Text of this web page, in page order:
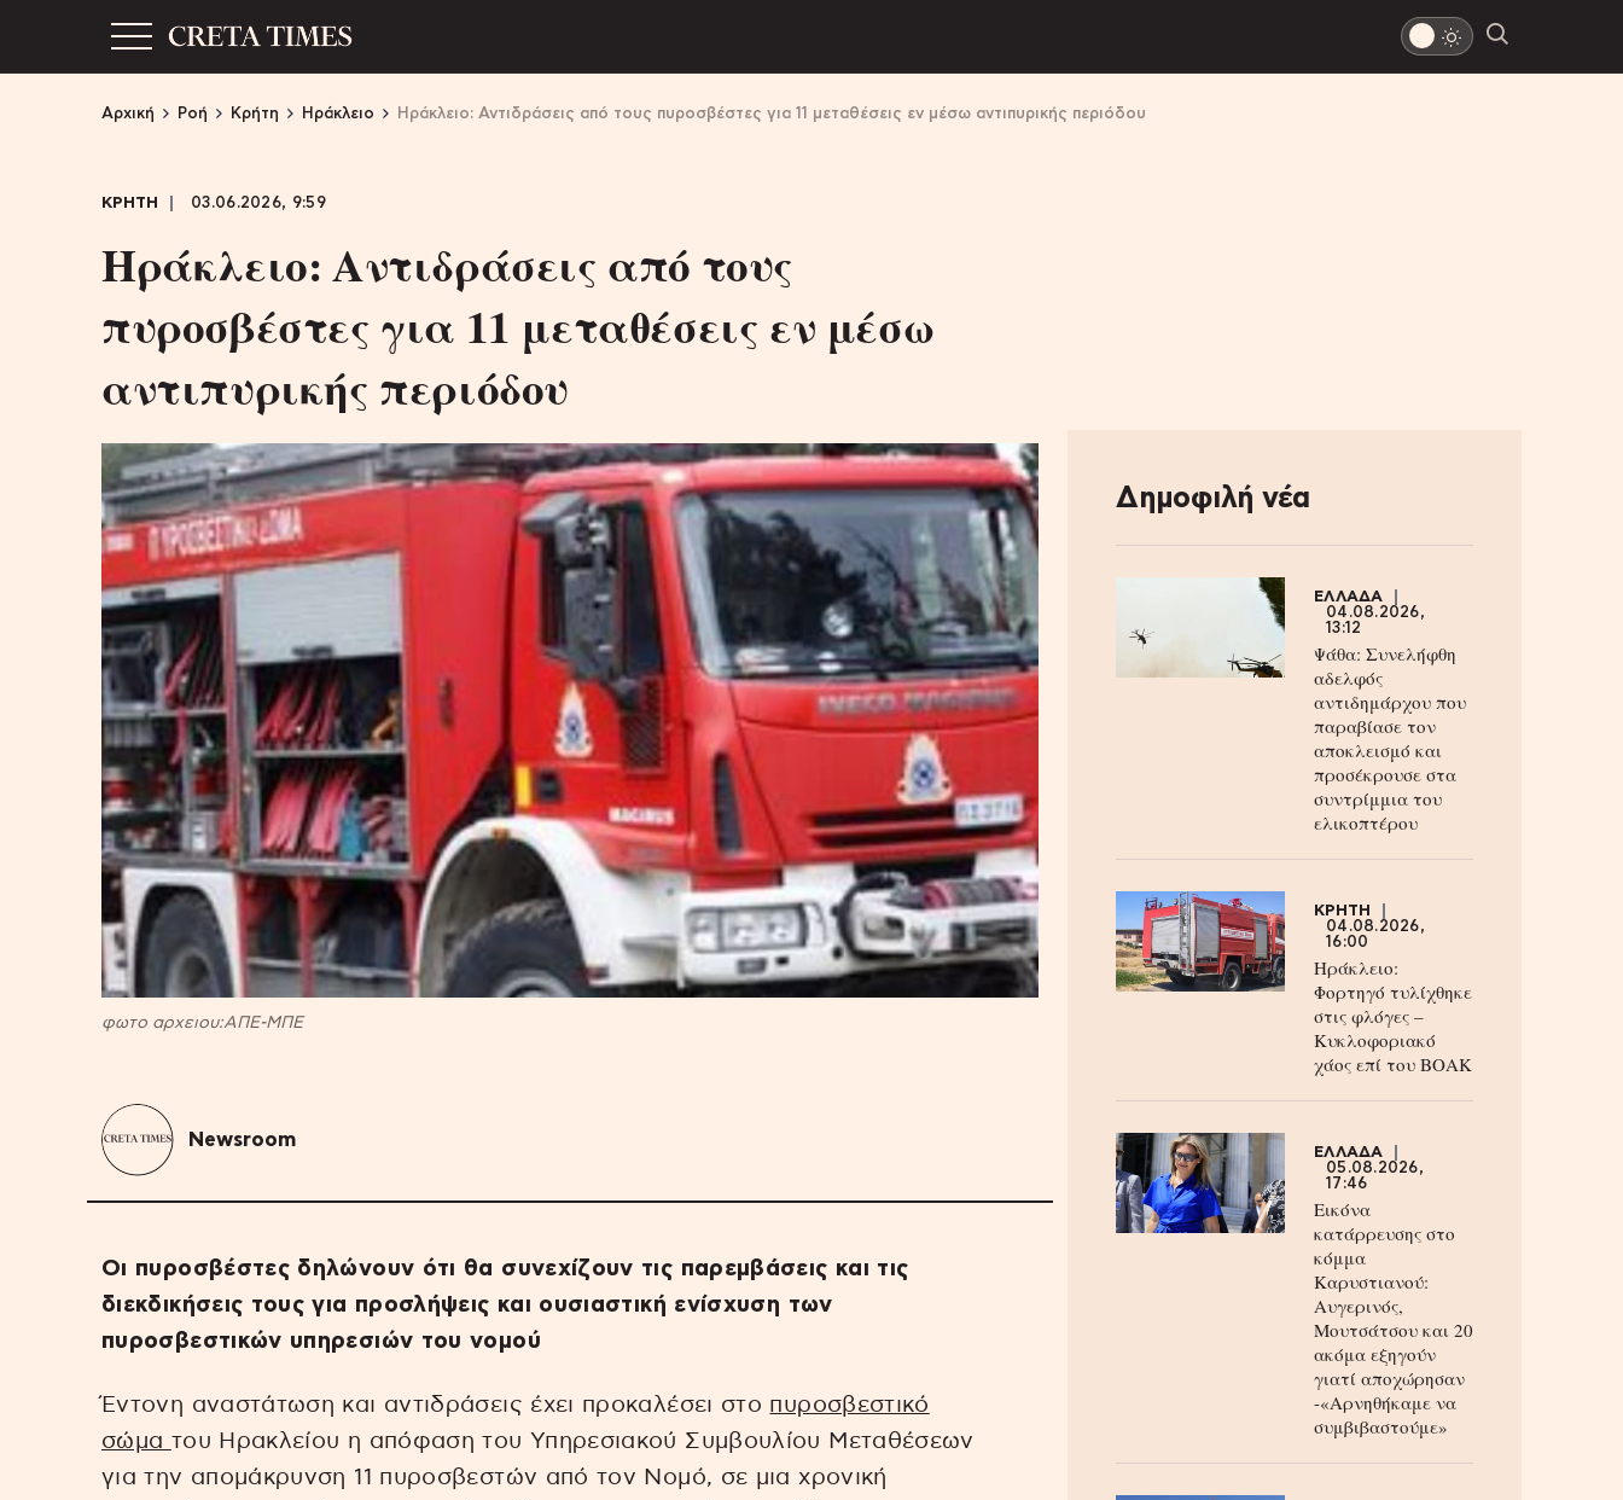
Αρχική Ροή Κρήτη Ηράκλειο Ηράκλειο: Αντιδράσεις από τους πυροσβέστες για 11 μεταθέσεις εν μέσω αντιπυρικής περιόδου
ΚΡΗΤΗ 03.06.2026, 9:59
Ηράκλειο: Αντιδράσεις από τους
πυροσβέστες για 11 μεταθέσεις εν μέσω
αντιπυρικής περιόδου
φωτο αρχειου:ΑΠΕ-ΜΠΕ
Newsroom
Οι πυροσβέστες δηλώνουν ότι θα συνεχίζουν τις παρεμβάσεις και τις
διεκδικήσεις τους για προσλήψεις και ουσιαστική ενίσχυση των
πυροσβεστικών υπηρεσιών του νομού
Έντονη αναστάτωση και αντιδράσεις έχει προκαλέσει στο πυροσβεστικό
σώμα του Ηρακλείου η απόφαση του Υπηρεσιακού Συμβουλίου Μεταθέσεων
για την απομάκρυνση 11 πυροσβεστών από τον Νομό, σε μια χρονική
Δημοφιλή νέα
ΕΛΛΑΔΑ
04.08.2026,
13:12
Ψάθα: Συνελήφθη
αδελφός
αντιδημάρχου που
παραβίασε τον
αποκλεισμό και
προσέκρουσε στα
συντρίμμια του
ελικοπτέρου
ΚΡΗΤΗ
04.08.2026,
16:00
Ηράκλειο:
Φορτηγό τυλίχθηκε
στις φλόγες –
Κυκλοφοριακό
χάος επί του ΒΟΑΚ
ΕΛΛΑΔΑ
05.08.2026,
17:46
Εικόνα
κατάρρευσης στο
κόμμα
Καρυστιανού:
Αυγερινός,
Μουτσάτσου και 20
ακόμα εξηγούν
γιατί αποχώρησαν
-«Αρνηθήκαμε να
συμβιβαστούμε»